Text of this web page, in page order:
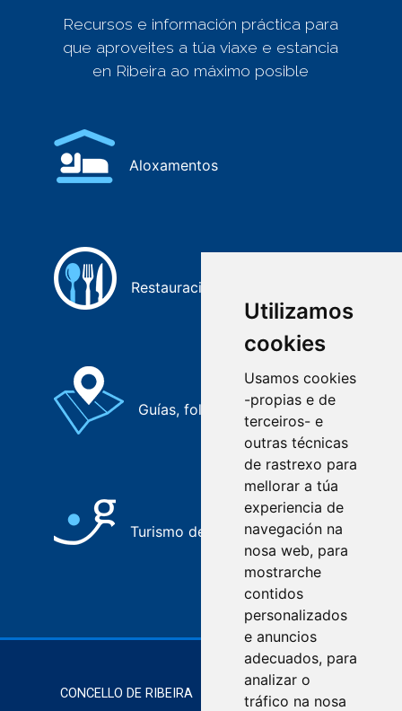
Utilizamos
cookies
Usamos cookies
-propias e de
terceiros- e
outras técnicas
de rastrexo para
mellorar a túa
experiencia de
navegación na
nosa web, para
mostrarche
contidos
personalizados
e anuncios
adecuados, para
analizar o
tráfico na nosa
Recursos e información práctica para
que aproveites a túa viaxe e estancia
en Ribeira ao máximo posible
Aloxamentos
Restauración
Guías, folletos e mapas
Turismo de Galicia
CONCELLO DE RIBEIRA Praza do Concello. 15960